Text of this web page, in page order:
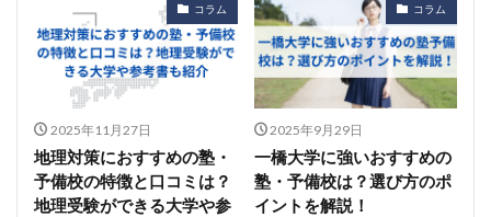
コラム
2025年11月27日
地理対策におすすめの塾・
予備校の特徴と口コミは？
地理受験ができる大学や参
コラム
2025年9月29日
一橋大学に強いおすすめの
塾・予備校は？選び方のポ
イントを解説！